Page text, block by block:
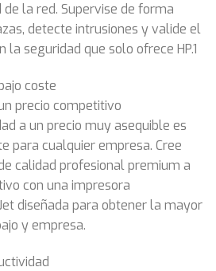
la red. Supervise de forma
detecte intrusiones y valide el
seguridad que solo ofrece HP.1
coste
precio competitivo
a un precio muy asequible es
para cualquier empresa. Cree
calidad profesional premium a
con una impresora
diseñada para obtener la mayor
y empresa.